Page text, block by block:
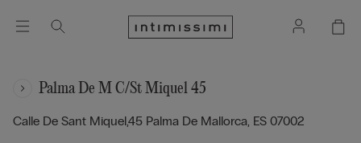
Palma De M C/st Miquel 45
Calle De Sant Miquel,45 Palma De Mallorca, ES 07002